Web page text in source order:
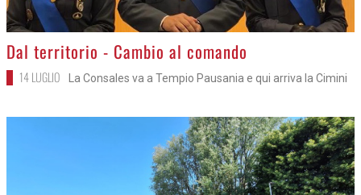
>
Dal territorio - Cambio al comando
14 LUGLIO La Consales va a Tempio Pausania e qui arriva la Cimini